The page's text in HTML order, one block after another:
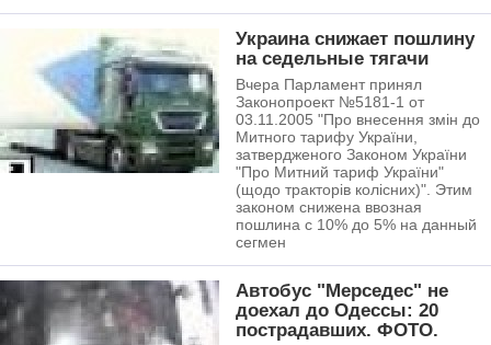
Украина снижает пошлину
на седельные тягачи
Вчера Парламент принял
Законопроект №5181-1 от
03.11.2005 "Про внесення змін до
Митного тарифу України,
затвердженого Законом України
"Про Митний тариф України"
(щодо тракторів колісних)". Этим
законом снижена ввозная
пошлина с 10% до 5% на данный
сегмен
Автобус "Мерседес" не
доехал до Одессы: 20
пострадавших. ФОТО.